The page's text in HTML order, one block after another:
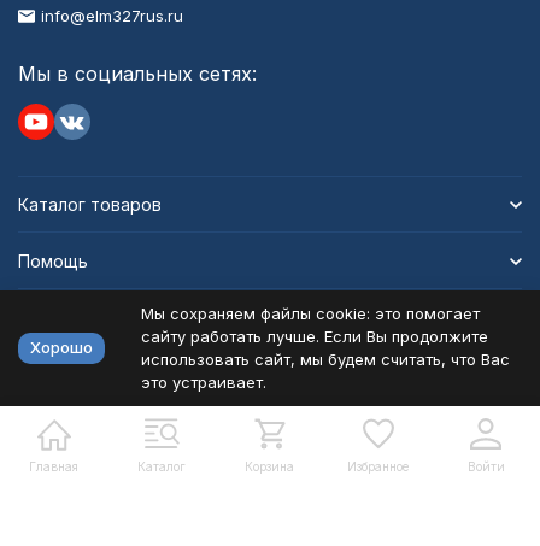
Главная Каталог Корзина Избранное Войти
info@elm327rus.ru
Мы в социальных сетях:
Каталог товаров
Помощь
Политика персональных данных
Разработано в bodysite.ru
Хорошо
Мы сохраняем файлы cookie: это помогает
сайту работать лучше. Если Вы продолжите
использовать сайт, мы будем считать, что Вас
это устраивает.